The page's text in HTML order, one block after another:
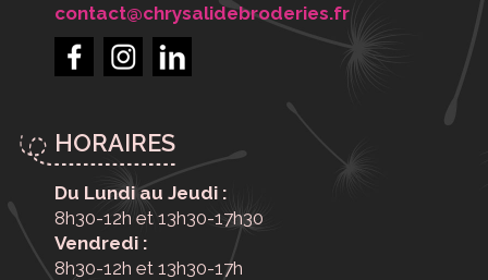
contact@chrysalidebroderies.fr
HORAIRES
Du Lundi au Jeudi :
8h30-12h et 13h30-17h30
Vendredi :
8h30-12h et 13h30-17h